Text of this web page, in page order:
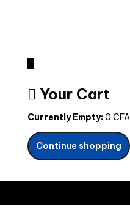
Your Cart
Currently Empty:0 CFA
Continue shopping